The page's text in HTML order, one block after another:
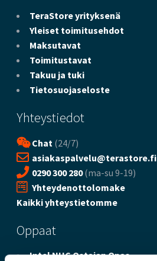
TeraStore yrityksenä
Yleiset toimitusehdot
Maksutavat
Toimitustavat
Takuu ja tuki
Tietosuojaseloste
Yhteystiedot
Chat (24/7)
asiakaspalvelu@terastore.fi
0290 300 280(ma-su 9-19)
Yhteydenottolomake
Kaikki yhteystietomme
Oppaat
Intel NUC Ostajan Opas